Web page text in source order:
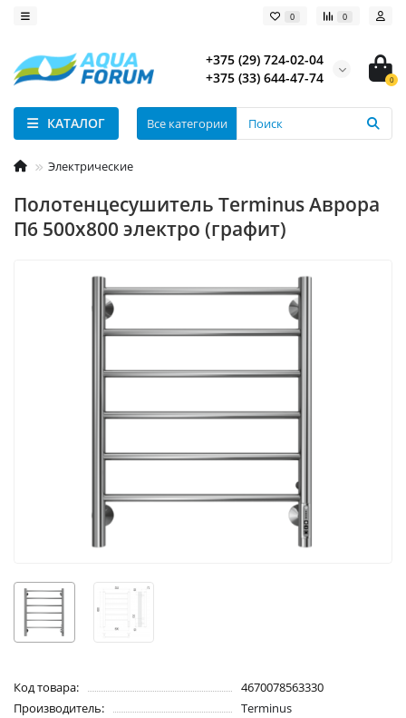
0 0
+375 (29) 724-02-04
+375 (33) 644-47-74
0
КАТАЛОГ Все категории
Электрические
Полотенцесушитель Terminus Аврора
П6 500х800 электро (графит)
Код товара:
4670078563330
Производитель:
Terminus